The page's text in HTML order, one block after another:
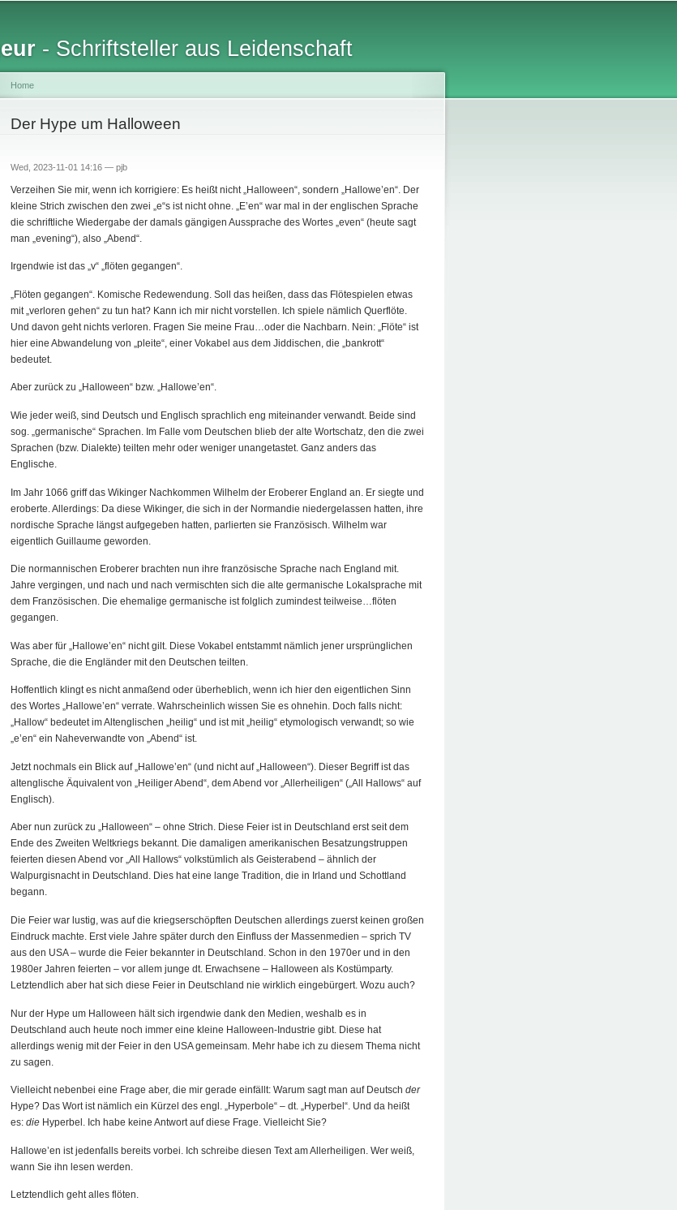
content
- Schriftsteller aus Leidenschaft
You are here
Home
Der Hype um Halloween
Wed, 2023-11-01 14:16 — pjb
Verzeihen Sie mir, wenn ich korrigiere: Es heißt nicht „Halloween“, sondern „Hallowe’en“. Der
kleine Strich zwischen den zwei „e“s ist nicht ohne. „E’en“ war mal in der englischen Sprache
die schriftliche Wiedergabe der damals gängigen Aussprache des Wortes „even“ (heute sagt
man „evening“), also „Abend“.
Irgendwie ist das „v“ „flöten gegangen“.
„Flöten gegangen“. Komische Redewendung. Soll das heißen, dass das Flötespielen etwas
mit „verloren gehen“ zu tun hat? Kann ich mir nicht vorstellen. Ich spiele nämlich Querflöte.
Und davon geht nichts verloren. Fragen Sie meine Frau…oder die Nachbarn. Nein: „Flöte“ ist
hier eine Abwandelung von „pleite“, einer Vokabel aus dem Jiddischen, die „bankrott“
bedeutet.
Aber zurück zu „Halloween“ bzw. „Hallowe’en“.
Wie jeder weiß, sind Deutsch und Englisch sprachlich eng miteinander verwandt. Beide sind
sog. „germanische“ Sprachen. Im Falle vom Deutschen blieb der alte Wortschatz, den die zwei
Sprachen (bzw. Dialekte) teilten mehr oder weniger unangetastet. Ganz anders das
Englische.
Im Jahr 1066 griff das Wikinger Nachkommen Wilhelm der Eroberer England an. Er siegte und
eroberte. Allerdings: Da diese Wikinger, die sich in der Normandie niedergelassen hatten, ihre
nordische Sprache längst aufgegeben hatten, parlierten sie Französisch. Wilhelm war
eigentlich Guillaume geworden.
Die normannischen Eroberer brachten nun ihre französische Sprache nach England mit.
Jahre vergingen, und nach und nach vermischten sich die alte germanische Lokalsprache mit
dem Französischen. Die ehemalige germanische ist folglich zumindest teilweise…flöten
gegangen.
Was aber für „Hallowe’en“ nicht gilt. Diese Vokabel entstammt nämlich jener ursprünglichen
Sprache, die die Engländer mit den Deutschen teilten.
Hoffentlich klingt es nicht anmaßend oder überheblich, wenn ich hier den eigentlichen Sinn
des Wortes „Hallowe’en“ verrate. Wahrscheinlich wissen Sie es ohnehin. Doch falls nicht:
„Hallow“ bedeutet im Altenglischen „heilig“ und ist mit „heilig“ etymologisch verwandt; so wie
„e’en“ ein Naheverwandte von „Abend“ ist.
Jetzt nochmals ein Blick auf „Hallowe’en“ (und nicht auf „Halloween“). Dieser Begriff ist das
altenglische Äquivalent von „Heiliger Abend“, dem Abend vor „Allerheiligen“ („All Hallows“ auf
Englisch).
Aber nun zurück zu „Halloween“ – ohne Strich. Diese Feier ist in Deutschland erst seit dem
Ende des Zweiten Weltkriegs bekannt. Die damaligen amerikanischen Besatzungstruppen
feierten diesen Abend vor „All Hallows“ volkstümlich als Geisterabend – ähnlich der
Walpurgisnacht in Deutschland. Dies hat eine lange Tradition, die in Irland und Schottland
begann.
Die Feier war lustig, was auf die kriegserschöpften Deutschen allerdings zuerst keinen großen
Eindruck machte. Erst viele Jahre später durch den Einfluss der Massenmedien – sprich TV
aus den USA – wurde die Feier bekannter in Deutschland. Schon in den 1970er und in den
1980er Jahren feierten – vor allem junge dt. Erwachsene – Halloween als Kostümparty.
Letztendlich aber hat sich diese Feier in Deutschland nie wirklich eingebürgert. Wozu auch?
Nur der Hype um Halloween hält sich irgendwie dank den Medien, weshalb es in
Deutschland auch heute noch immer eine kleine Halloween-Industrie gibt. Diese hat
allerdings wenig mit der Feier in den USA gemeinsam. Mehr habe ich zu diesem Thema nicht
zu sagen.
Vielleicht nebenbei eine Frage aber, die mir gerade einfällt: Warum sagt man auf Deutsch der
Hype? Das Wort ist nämlich ein Kürzel des engl. „Hyperbole“ – dt. „Hyperbel“. Und da heißt
es: die Hyperbel. Ich habe keine Antwort auf diese Frage. Vielleicht Sie?
Hallowe’en ist jedenfalls bereits vorbei. Ich schreibe diesen Text am Allerheiligen. Wer weiß,
wann Sie ihn lesen werden.
Letztendlich geht alles flöten.